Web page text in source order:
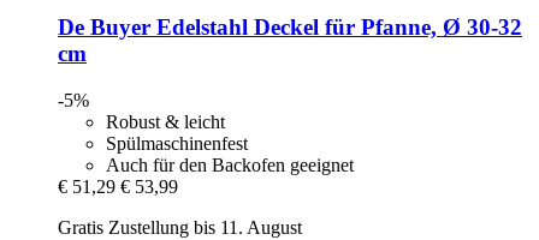
De Buyer Edelstahl Deckel für Pfanne, Ø 30-​32
cm
-5%
Robust & leicht
Spülmaschinenfest
Auch für den Backofen geeignet
€ 51,29 € 53,99
Gratis Zustellung bis 11. August